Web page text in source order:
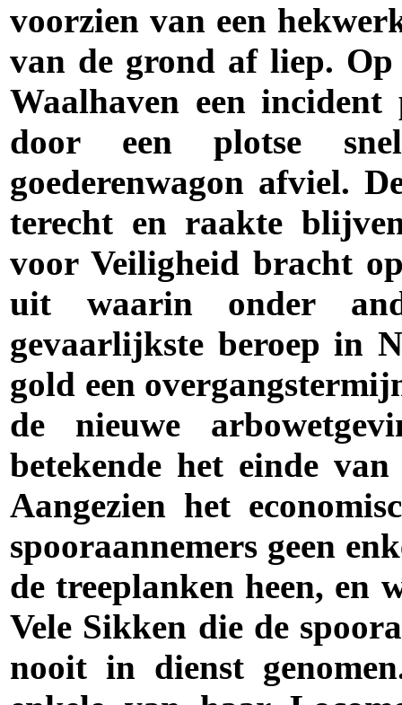
voorzien van een
van de grond af liep. Op
Waalhaven een
door een plotse
goederenwagon afviel.
terecht en raakte
voor Veiligheid bracht
uit waarin onder
gevaarlijkste beroep in
gold een
de nieuwe
betekende het einde
Aangezien het
spooraannemers geen
de treeplanken heen, en
Vele Sikken die de
nooit in dienst